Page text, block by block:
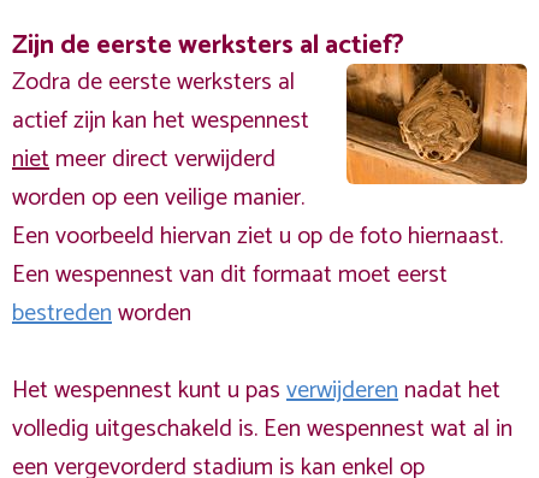
Zijn de eerste werksters al actief?
Zodra de eerste werksters al
actief zijn kan het wespennest
nietmeer direct verwijderd
worden op een veilige manier.
Een voorbeeld hiervan ziet u op de foto hiernaast.
Een wespennest van dit formaat moet eerst
bestredenworden
Het wespennest kunt u pasverwijderennadat het
volledig uitgeschakeld is. Een wespennest wat al in
een vergevorderd stadium is kan enkel op